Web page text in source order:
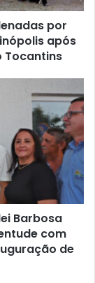
por
após
Tocantins
Barbosa
com
de